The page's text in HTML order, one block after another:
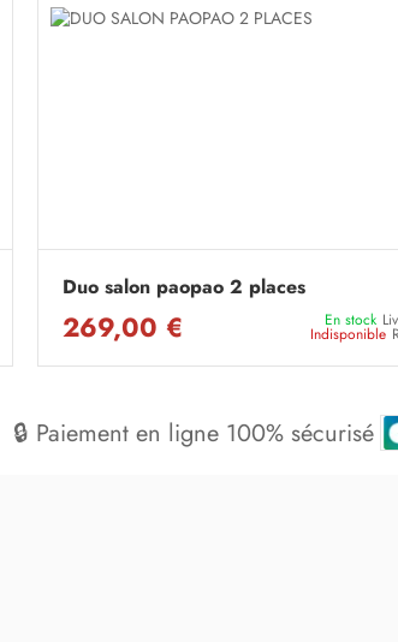
Duo salon paopao 2 places
269,00 € En stock
Indisponible
🔒 Paiement en ligne 100% sécurisé